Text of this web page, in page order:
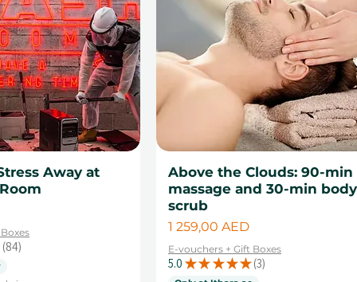
Away at
84
84
Above the Clouds: 90-min
massage and 30-min body
scrub
Цена
1 259,00 AED
E-vouchers + Gift Boxes
5.0 ★ ★ ★ ★ ★ 3
3